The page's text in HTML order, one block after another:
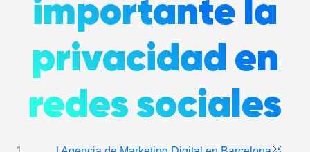
importante la
privacidad en
redes sociales